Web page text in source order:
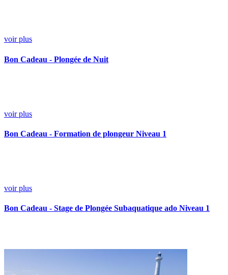
voir plus
Bon Cadeau - Plongée de Nuit
voir plus
Bon Cadeau - Formation de plongeur Niveau 1
voir plus
Bon Cadeau - Stage de Plongée Subaquatique ado Niveau 1